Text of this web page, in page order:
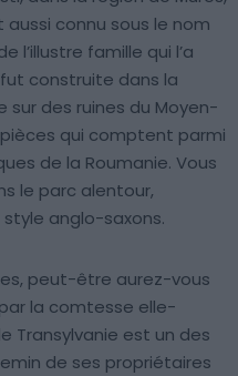
aussi connu sous le nom
l’illustre famille qui l’a
construite dans la
sur des ruines du Moyen-
qui comptent parmi
de la Roumanie. Vous
le parc alentour,
anglo-saxons.
peut-être aurez-vous
la comtesse elle-
Transylvanie est un des
de ses propriétaires